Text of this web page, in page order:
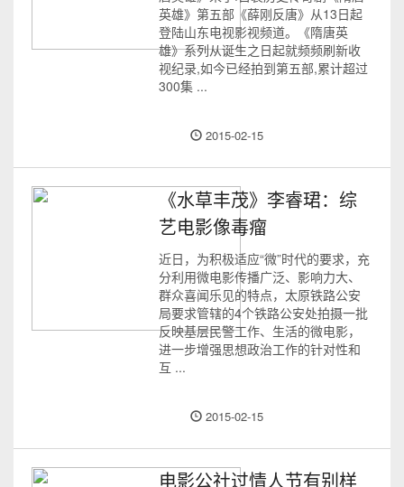
英雄》第五部《薛刚反唐》从13日起
登陆山东电视影视频道。《隋唐英
雄》系列从诞生之日起就频频刷新收
视纪录,如今已经拍到第五部,累计超过
300集 ...
2015-02-15
《水草丰茂》李睿珺：综
艺电影像毒瘤
近日，为积极适应“微”时代的要求，充
分利用微电影传播广泛、影响力大、
群众喜闻乐见的特点，太原铁路公安
局要求管辖的4个铁路公安处拍摄一批
反映基层民警工作、生活的微电影，
进一步增强思想政治工作的针对性和
互 ...
2015-02-15
电影公社过情人节有别样